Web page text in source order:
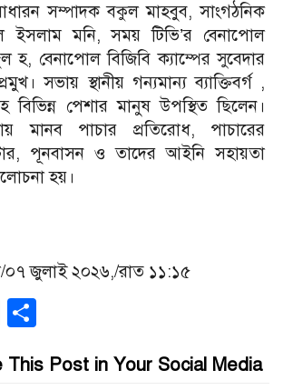
সম্পাদক বকুল মাহবুব, সাংগঠনিক
ইসলাম মনি, সময় টিভি’র বেনাপােল
হ, বেনাপোল বিজিবি ক্যাম্পের সুবেদার
সভায় স্থানীয় গন্যমান্য ব্যাক্তিবর্গ ,
বিভিন্ন পেশার মানুষ উপস্থিত ছিলেন।
মানব পাচার প্রতিরোধ, পাচারের
পূনবাসন ও তাদের আইনি সহায়তা
হয়।
জুলাই ২০২৬,/রাত ১১:১৫
Email
This Post in Your Social Media